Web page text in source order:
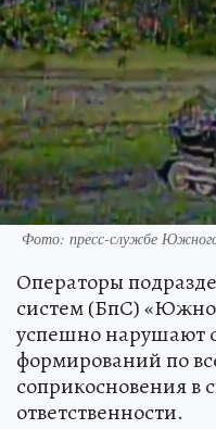
Фото: пресс-службе Южного
Операторы
систем (БпС)
успешно нарушают
формирований по
соприкосновения в
ответственности.